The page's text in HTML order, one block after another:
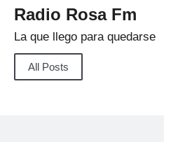
Radio Rosa Fm
La que llego para quedarse
All Posts